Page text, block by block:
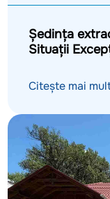
Ședința
Situații
Citește mai